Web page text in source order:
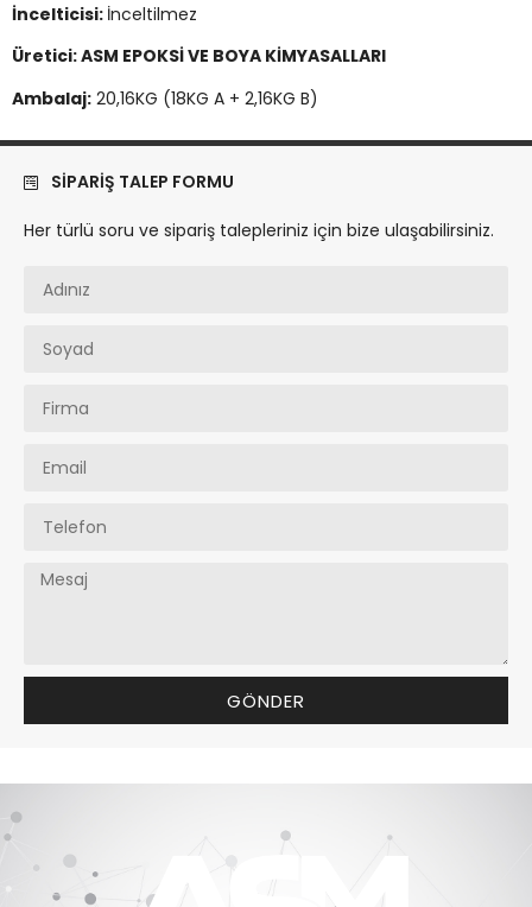
İncelticisi: İnceltilmez
Üretici: ASM EPOKSİ VE BOYA KİMYASALLARI
Ambalaj: 20,16KG (18KG A + 2,16KG B)
SIPARIŞ TALEP FORMU
Her türlü soru ve sipariş talepleriniz için bize ulaşabilirsiniz.
GÖNDER